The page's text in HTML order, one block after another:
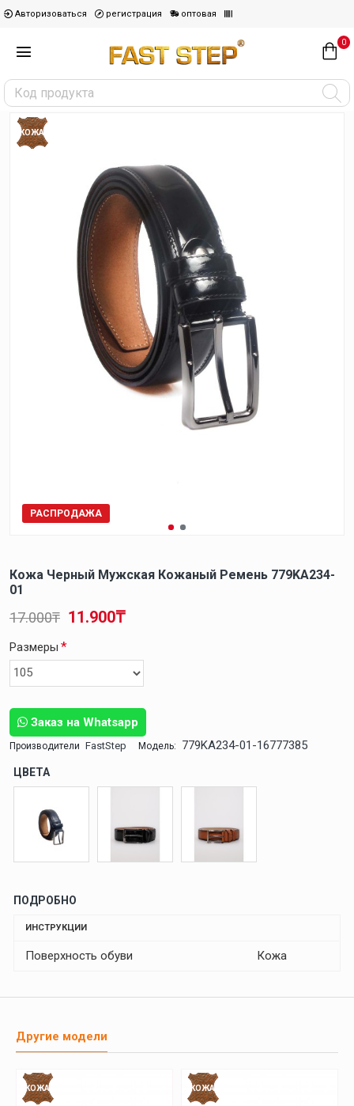
Авторизоваться регистрация оптовая
0
КОЖА
РАСПРОДАЖА
Кожа Черный Мужская Кожаный Ремень 779KA234-
01
Заказ на Whatsapp
Производители FastStep Модель: 779KA234-01-16777385
11.900₸
17.000₸
Размеры
ЦВЕТА
ПОДРОБНО
ИНСТРУКЦИИ
Поверхность обуви Кожа
Другие модели
КОЖА КОЖА